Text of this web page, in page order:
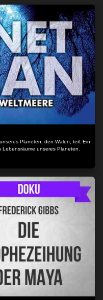
Planeten, den Walen, teil. Ein
unseres Planeten.